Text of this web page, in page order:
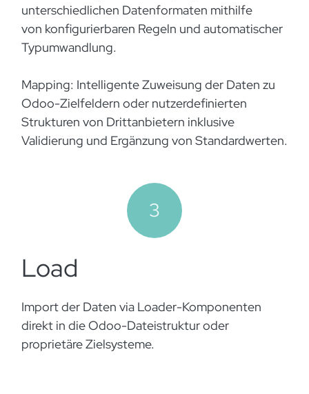
unterschiedlichen Datenformaten mithilfe
von konfigurierbaren Regeln und automatischer
Typumwandlung.
Mapping: Intelligente Zuweisung der Daten zu
Odoo-Zielfeldern oder nutzerdefinierten
Strukturen von Drittanbietern inklusive
Validierung und Ergänzung von Standardwerten.
3
Load
Import der Daten via Loader-Komponenten
direkt in die Odoo-Dateistruktur oder
proprietäre Zielsysteme.